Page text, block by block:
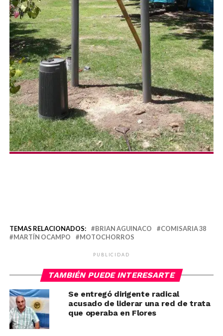
TEMAS RELACIONADOS: BRIAN AGUINACO
COMISARIA 38
MARTÍN OCAMPO
MOTOCHORROS
PUBLICIDAD
TAMBIÉN PUEDE INTERESARTE
Se entregó dirigente radical
acusado de liderar una red de trata
que operaba en Flores